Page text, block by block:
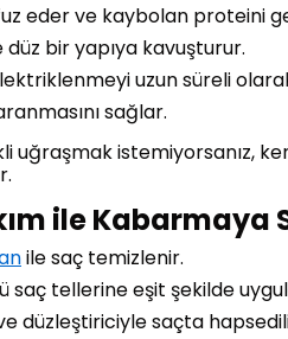
eder ve kaybolan proteini
düz bir yapıya kavuşturur.
uzun süreli
sağlar.
istemiyorsanız,
ile Kabarmaya
ile saç temizlenir.
saç tellerine eşit şekilde
düzleştiriciyle saçta